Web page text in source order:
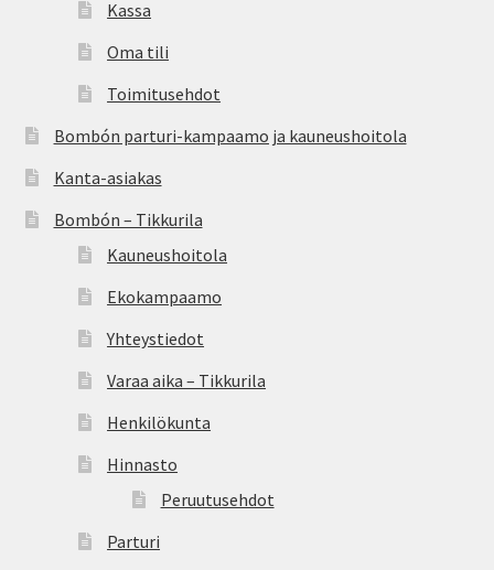
Kassa
Oma tili
Toimitusehdot
Bombón parturi-kampaamo ja kauneushoitola
Kanta-asiakas
Bombón – Tikkurila
Kauneushoitola
Ekokampaamo
Yhteystiedot
Varaa aika – Tikkurila
Henkilökunta
Hinnasto
Peruutusehdot
Parturi